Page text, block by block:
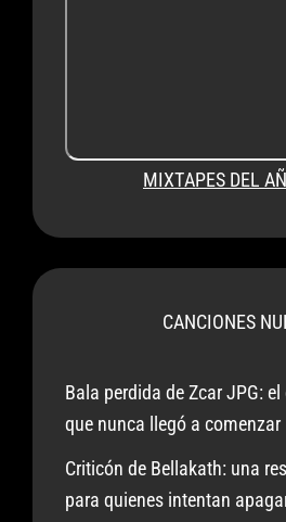
MIXTAPES DEL
CANCIONES
Bala perdida de Zcar JPG:
que nunca llegó a comenzar
Criticón de Bellakath: una
para quienes intentan